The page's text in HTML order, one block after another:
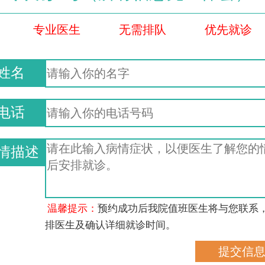
专业医生 无需排队 优先就诊
名
话
描述
温馨提示：预约成功后我院值班医生将与您联系
排医生及确认详细就诊时间。